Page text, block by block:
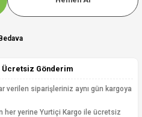
Ücretsiz Gönderim
verilen siparişleriniz aynı gün kargoya
her yerine Yurtiçi Kargo ile ücretsiz